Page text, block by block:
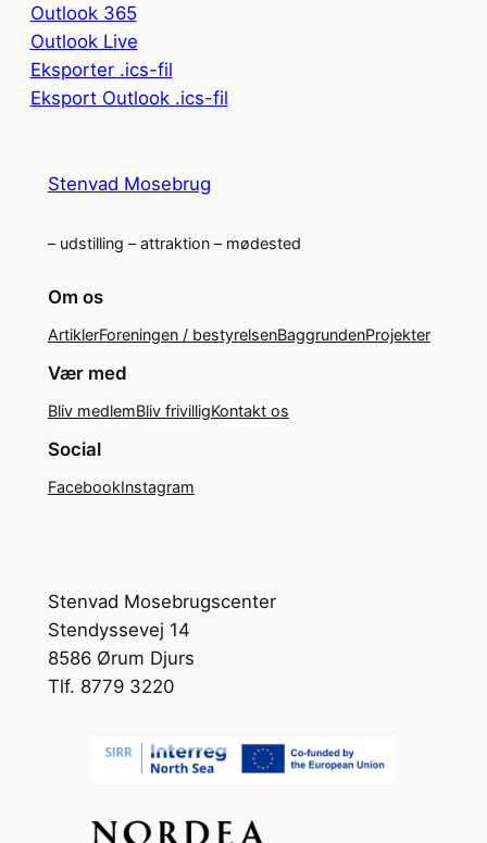
Outlook 365
Outlook Live
Eksporter .ics-fil
Eksport Outlook .ics-fil
Stenvad Mosebrug
– udstilling – attraktion – mødested
Om os
ArtiklerForeningen / bestyrelsenBaggrundenProjekter
Vær med
Bliv medlemBliv frivilligKontakt os
Social
FacebookInstagram
Stenvad Mosebrugscenter
Stendyssevej 14
8586 Ørum Djurs
Tlf. 8779 3220